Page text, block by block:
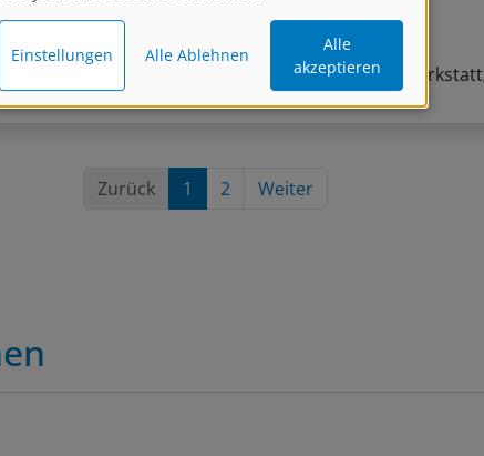
Schreiben, Biografisches Schreiben, Schreibwerkstatt,
Kreatives Schreiben
Zurück 1 2 Weiter
akzeptieren